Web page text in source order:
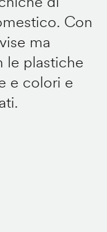
Con
ma
le plastiche
e colori e